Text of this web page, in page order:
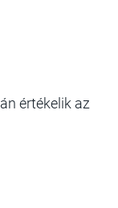
értékelik az